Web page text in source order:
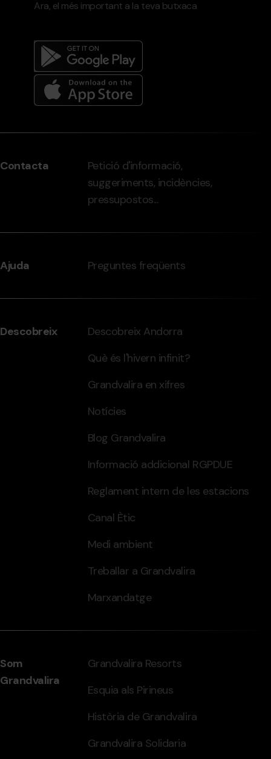
Ara, el més important a la teva butxaca
del
-
Contacta
Petició d'informació,
suggeriments, incidències,
pressupostos...
Ajuda Preguntes freqüents
Descobreix
Descobreix Andorra
Què és l'hivern infinit?
Grandvalira en xifres
Notícies
Blog Grandvalira
Informació addicional RGPDUE
Reglament intern de les estacions
Canal Ètic
Medi ambient
Treballar a Grandvalira
Marxandatge
Som
Grandvalira
Grandvalira Resorts
Esquia als Pirineus
Història de Grandvalira
Grandvalira Solidaria